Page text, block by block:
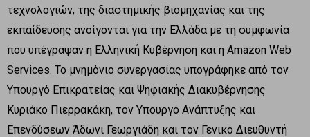
τεχνολογιών, της διαστημικής βιομηχανίας και της
εκπαίδευσης ανοίγονται για την Ελλάδα με τη συμφωνία
που υπέγραψαν η Ελληνική Κυβέρνηση και η Amazon Web
Services. Το μνημόνιο συνεργασίας υπογράφηκε από τον
Υπουργό Επικρατείας και Ψηφιακής Διακυβέρνησης
Κυριάκο Πιερρακάκη, τον Υπουργό Ανάπτυξης και
Επενδύσεων Άδωνι Γεωργιάδη και τον Γενικό Διευθυντή